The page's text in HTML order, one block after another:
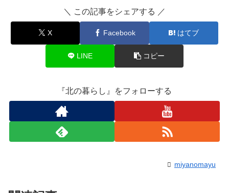
＼ この記事をシェアする ／
X Facebook はてブ
LINE コピー
『北の暮らし』をフォローする
miyanomayu